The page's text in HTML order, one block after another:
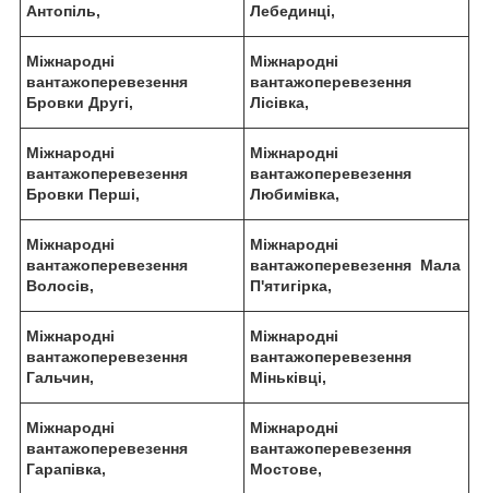
Антопіль,
Лебединці,
Міжнародні
вантажоперевезення
Бровки Другі,
Міжнародні
вантажоперевезення
Лісівка,
Міжнародні
вантажоперевезення
Бровки Перші,
Міжнародні
вантажоперевезення
Любимівка,
Міжнародні
вантажоперевезення
Волосів,
Міжнародні
вантажоперевезення Мала
П'ятигірка,
Міжнародні
вантажоперевезення
Гальчин,
Міжнародні
вантажоперевезення
Міньківці,
Міжнародні
вантажоперевезення
Гарапівка,
Міжнародні
вантажоперевезення
Мостове,